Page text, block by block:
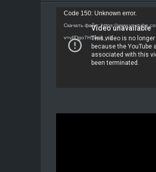
Видеоплеер
Code 150: Unknown error.
Скачать файл: https://
v=vIlDgo7H5ws&_=1